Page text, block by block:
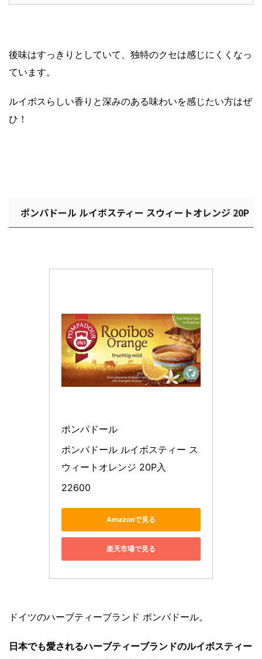
後味はすっきりとしていて、独特のクセは感じにくくなっ
ています。
ルイボスらしい香りと深みのある味わいを感じたい方はぜ
ひ！
ポンパドール ルイボスティー スウィートオレンジ 20P
ポンパドール
ポンパドール ルイボスティー ス
ウィートオレンジ 20P入
22600
Amazonで見る
楽天市場で見る
ドイツのハーブティーブランド ポンパドール。
日本でも愛されるハーブティーブランドのルイボスティー